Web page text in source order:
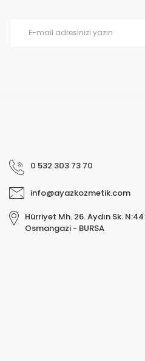
0 532 303 73 70
info@ayazkozmetik.com
Hürriyet Mh. 26. Aydın Sk.
Osmangazi - BURSA